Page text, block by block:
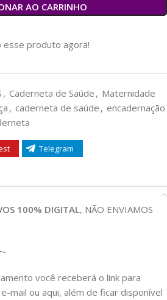
AO CARRINHO
esse produto agora!
, Caderneta de Saúde , Maternidade
, caderneta de saúde , encadernação
Telegram
100% DIGITAL, NÃO ENVIAMOS
você receberá o link para
mail ou aqui, além de ficar disponível